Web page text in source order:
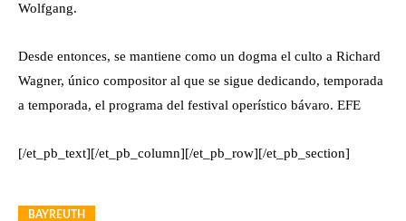
Wolfgang.
Desde entonces, se mantiene como un dogma el culto a Richard
Wagner, único compositor al que se sigue dedicando, temporada
a temporada, el programa del festival operístico bávaro. EFE
[/et_pb_text][/et_pb_column][/et_pb_row][/et_pb_section]
BAYREUTH